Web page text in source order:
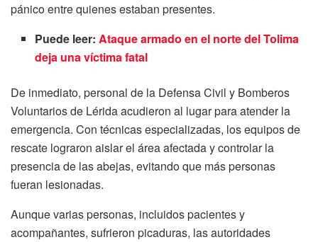
pánico entre quienes estaban presentes.
Puede leer:Ataque armado en el norte del Tolima
deja una víctima fatal
De inmediato, personal de la Defensa Civil y Bomberos
Voluntarios de Lérida acudieron al lugar para atender la
emergencia. Con técnicas especializadas, los equipos de
rescate lograron aislar el área afectada y controlar la
presencia de las abejas, evitando que más personas
fueran lesionadas.
Aunque varias personas, incluidos pacientes y
acompañantes, sufrieron picaduras, las autoridades